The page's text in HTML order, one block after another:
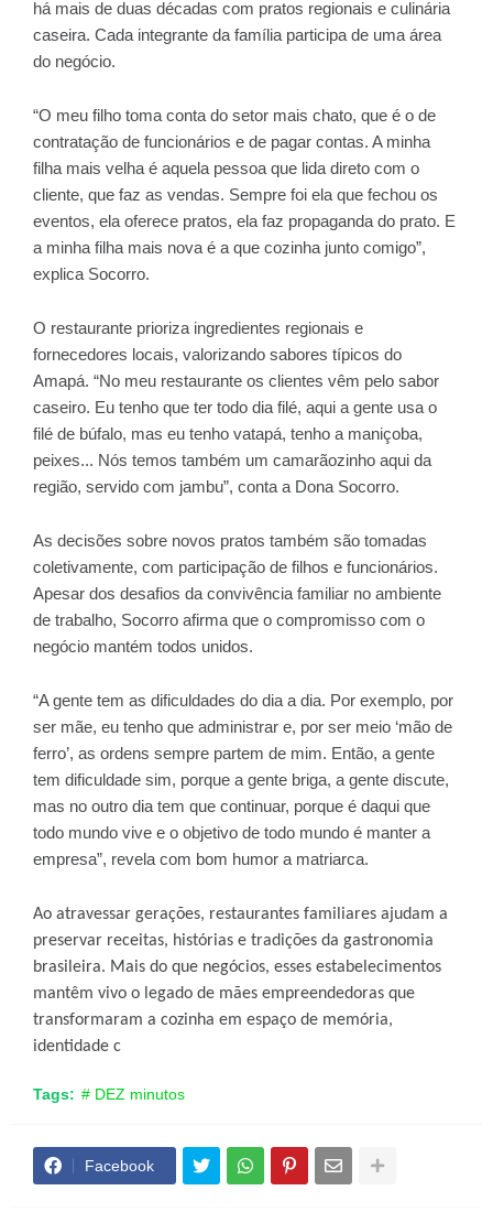
há mais de duas décadas com pratos regionais e culinária
caseira. Cada integrante da família participa de uma área
do negócio.
“O meu filho toma conta do setor mais chato, que é o de
contratação de funcionários e de pagar contas. A minha
filha mais velha é aquela pessoa que lida direto com o
cliente, que faz as vendas. Sempre foi ela que fechou os
eventos, ela oferece pratos, ela faz propaganda do prato. E
a minha filha mais nova é a que cozinha junto comigo”,
explica Socorro.
O restaurante prioriza ingredientes regionais e
fornecedores locais, valorizando sabores típicos do
Amapá. “No meu restaurante os clientes vêm pelo sabor
caseiro. Eu tenho que ter todo dia filé, aqui a gente usa o
filé de búfalo, mas eu tenho vatapá, tenho a maniçoba,
peixes... Nós temos também um camarãozinho aqui da
região, servido com jambu”, conta a Dona Socorro.
As decisões sobre novos pratos também são tomadas
coletivamente, com participação de filhos e funcionários.
Apesar dos desafios da convivência familiar no ambiente
de trabalho, Socorro afirma que o compromisso com o
negócio mantém todos unidos.
“A gente tem as dificuldades do dia a dia. Por exemplo, por
ser mãe, eu tenho que administrar e, por ser meio ‘mão de
ferro’, as ordens sempre partem de mim. Então, a gente
tem dificuldade sim, porque a gente briga, a gente discute,
mas no outro dia tem que continuar, porque é daqui que
todo mundo vive e o objetivo de todo mundo é manter a
empresa”, revela com bom humor a matriarca.
Ao atravessar gerações, restaurantes familiares ajudam a
preservar receitas, histórias e tradições da gastronomia
brasileira. Mais do que negócios, esses estabelecimentos
mantêm vivo o legado de mães empreendedoras que
transformaram a cozinha em espaço de memória,
identidade c
Tags: # DEZ minutos
Facebook